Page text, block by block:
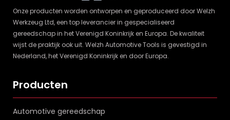
Onze producten worden ontworpen en geproduceerd door Welzh
Werkzeug Ltd, een top leverancier in gespecialiseerd
gereedschap in het Verenigd Koninkrijk en Europa. De kwaliteit
wijst de praktijk ook uit. Welzh Automotive Tools is gevestigd in
Nederland, het Verenigd Koninkrijk en door Europa.
Producten
Automotive gereedschap